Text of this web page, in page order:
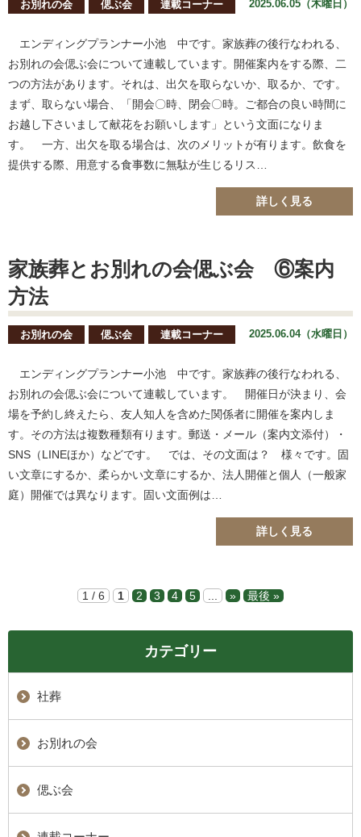
お別れの会 偲ぶ会 連載コーナー 2025.06.05（木曜日）
エンディングプランナー小池 中です。家族葬の後行なわれる、
お別れの会偲ぶ会について連載しています。開催案内をする際、二
つの方法があります。それは、出欠を取らないか、取るか、です。
まず、取らない場合、「開会〇時、閉会〇時。ご都合の良い時間に
お越し下さいまして献花をお願いします」という文面になりま
す。 一方、出欠を取る場合は、次のメリットが有ります。飲食を
提供する際、用意する食事数に無駄が生じるリス…
詳しく見る
家族葬とお別れの会偲ぶ会 ⑥案内
方法
お別れの会 偲ぶ会 連載コーナー 2025.06.04（水曜日）
エンディングプランナー小池 中です。家族葬の後行なわれる、
お別れの会偲ぶ会について連載しています。 開催日が決まり、会
場を予約し終えたら、友人知人を含めた関係者に開催を案内しま
す。その方法は複数種類有ります。郵送・メール（案内文添付）・
SNS（LINEほか）などです。 では、その文面は？ 様々です。固
い文章にするか、柔らかい文章にするか、法人開催と個人（一般家
庭）開催では異なります。固い文面例は…
詳しく見る
1 / 6 1 2 3 4 5 » 最後 »
カテゴリー
社葬
お別れの会
偲ぶ会